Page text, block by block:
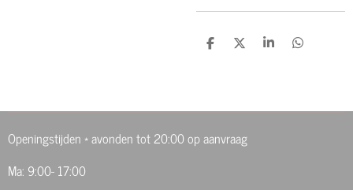
D D S D
Openingstijden * avonden tot 20:00 op aanvraag
Ma: 9:00- 17:00